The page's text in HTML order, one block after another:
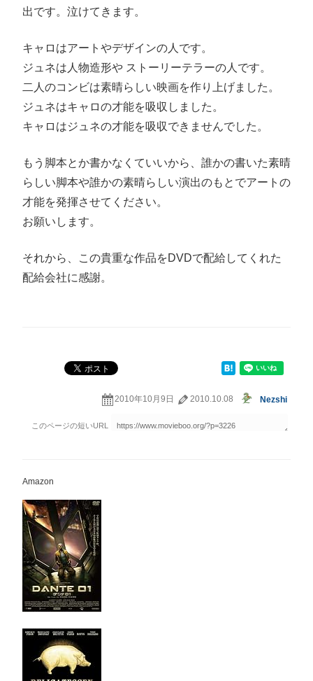
出です。泣けてきます。
キャロはアートやデザインの人です。
ジュネは人物造形や ストーリーテラーの人です。
二人のコンビは素晴らしい映画を作り上げました。
ジュネはキャロの才能を吸収しました。
キャロはジュネの才能を吸収できませんでした。
もう脚本とか書かなくていいから、誰かの書いた素晴
らしい脚本や誰かの素晴らしい演出のもとでアートの
才能を発揮させてください。
お願いします。
それから、この貴重な作品をDVDで配給してくれた
配給会社に感謝。
2010年10月9日 2010.10.08 Nezshi
Amazon